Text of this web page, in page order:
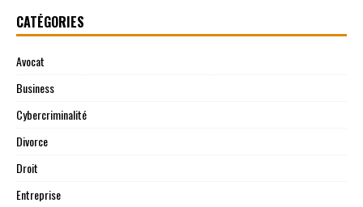
CATÉGORIES
Avocat
Business
Cybercriminalité
Divorce
Droit
Entreprise